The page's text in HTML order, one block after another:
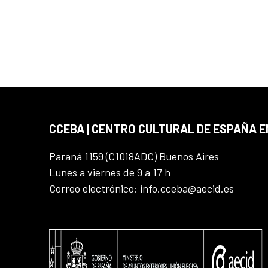
CCEBA | CENTRO CULTURAL DE ESPAÑA
Paraná 1159 (C1018ADC) Buenos Aires
Lunes a viernes de 9 a 17 h
Correo electrónico: info.cceba@aecid.es